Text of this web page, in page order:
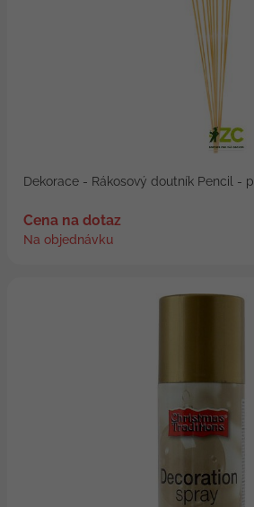
Dekorace - Rákosový doutník Pencil -
Cena na dotaz
Na objednávku